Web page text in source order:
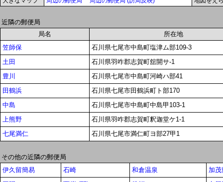
近隣の郵便局
局名
所在地
笠師保
石川県七尾市中島町塩津ム部109-3
土田
石川県羽咋郡志賀町舘開サ-1
豊川
石川県七尾市中島町河崎ハ部41
田鶴浜
石川県七尾市田鶴浜町ト部170
中島
石川県七尾市中島町中島甲103-1
上熊野
石川県羽咋郡志賀町釈迦堂ケ1-1
七尾満仁
石川県七尾市満仁町ヨ部27甲1
その他の近隣の郵便局
伊久留簡易
石崎 和倉温泉
加